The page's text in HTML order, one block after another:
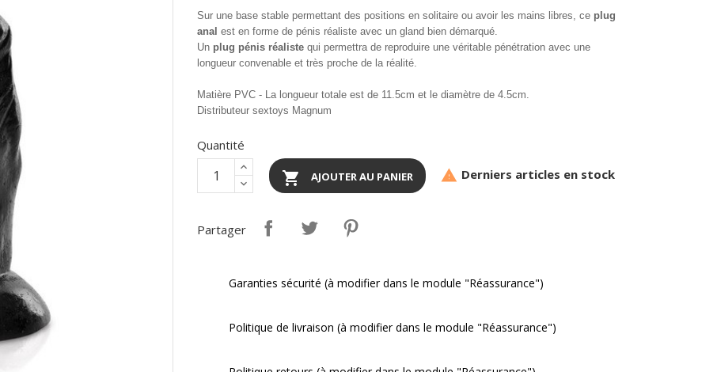
Sur une base stable permettant des positions en solitaire ou avoir les mains libres, ce plug
anal est en forme de pénis réaliste avec un gland bien démarqué.
Un plug pénis réaliste qui permettra de reproduire une véritable pénétration avec une
longueur convenable et très proche de la réalité.
Matière PVC - La longueur totale est de 11.5cm et le diamètre de 4.5cm.
Distributeur sextoys Magnum
Quantité
 AJOUTER AU PANIER  Derniers articles en stock
Partager
Garanties sécurité (à modifier dans le module "Réassurance")
Politique de livraison (à modifier dans le module "Réassurance")